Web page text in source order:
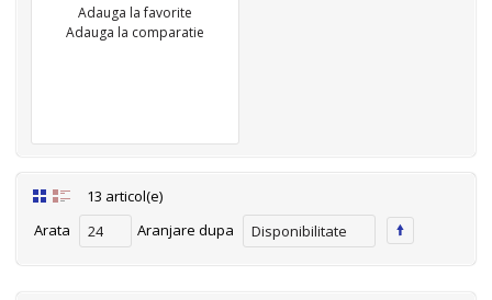
Adauga la favorite
Adauga la comparatie
13 articol(e)
Arata
24 Aranjare dupa Disponibilitate